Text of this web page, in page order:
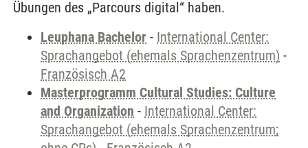
Übungen des „Parcours digital“ haben.
Leuphana Bachelor - International Center:
Sprachangebot (ehemals Sprachenzentrum) -
Französisch A2
Masterprogramm Cultural Studies: Culture
and Organization - International Center:
Sprachangebot (ehemals Sprachenzentrum;